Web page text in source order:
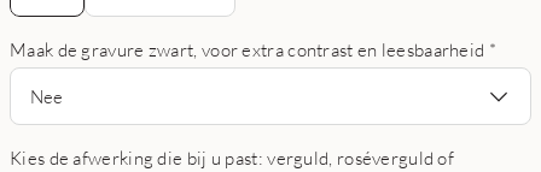
Maak de gravure zwart, voor extra contrast en leesbaarheid *
Nee
Kies de afwerking die bij u past: verguld, roséverguld of